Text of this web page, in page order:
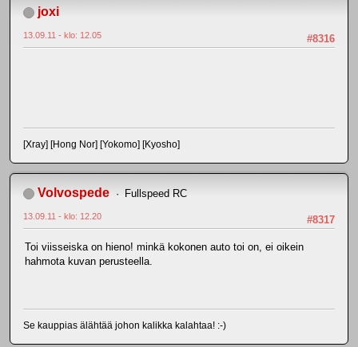
joxi
#8316
13.09.11 - klo: 12.05
[Xray] [Hong Nor] [Yokomo] [Kyosho]
Volvospede Fullspeed RC
#8317
13.09.11 - klo: 12.20
Toi viisseiska on hieno! minkä kokonen auto toi on, ei oikein
hahmota kuvan perusteella.
Se kauppias älähtää johon kalikka kalahtaa! :-)